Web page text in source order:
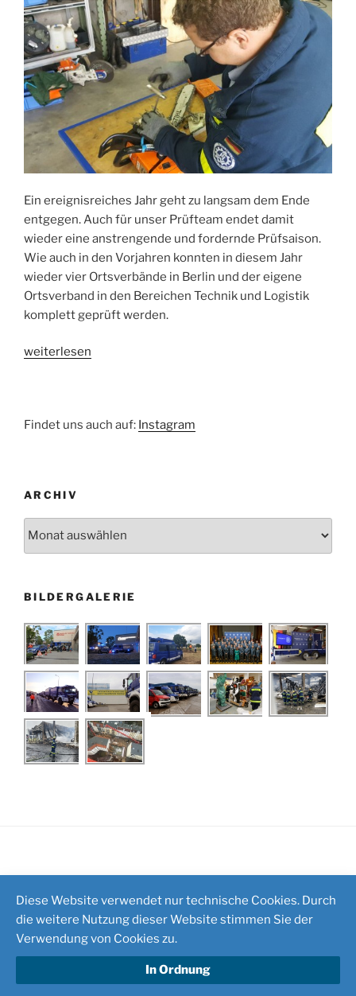
Berlin“
Ein ereignisreiches Jahr geht zu langsam dem Ende
entgegen. Auch für unser Prüfteam endet damit
wieder eine anstrengende und fordernde Prüfsaison.
Wie auch in den Vorjahren konnten in diesem Jahr
wieder vier Ortsverbände in Berlin und der eigene
Ortsverband in den Bereichen Technik und Logistik
komplett geprüft werden.
„Ende
weiterlesen
Findet uns auch auf: Instagram
ARCHIV
BILDERGALERIE
Diese Website verwendet nur technische Cookies. Durch
die weitere Nutzung dieser Website stimmen Sie der
Verwendung von Cookies zu.
In Ordnung